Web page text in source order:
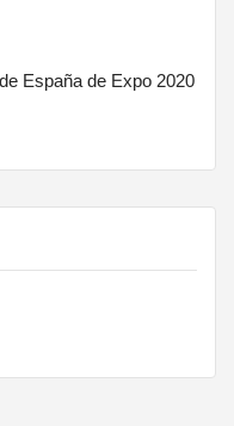
España de Expo 2020